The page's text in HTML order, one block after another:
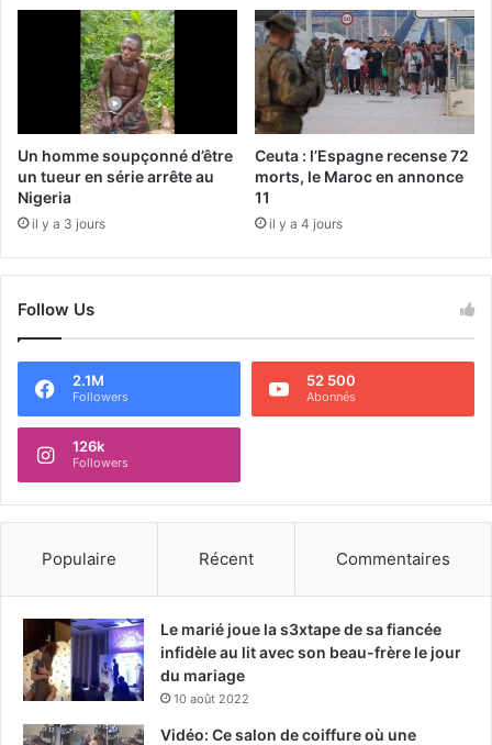
Un homme soupçonné d’être
un tueur en série arrête au
Nigeria
il y a 3 jours
Ceuta : l’Espagne recense 72
morts, le Maroc en annonce
11
il y a 4 jours
Follow Us
2.1M
Followers
52 500
Abonnés
126k
Followers
Populaire Récent Commentaires
Le marié joue la s3xtape de sa fiancée
infidèle au lit avec son beau-frère le jour
du mariage
10 août 2022
Vidéo: Ce salon de coiffure où une